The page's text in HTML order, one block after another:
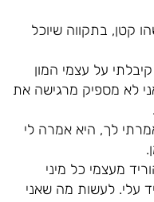
קטן, בתקווה שיוכל
על עצמי המון
לא מספיק מרגישה את
לך, היא אמרה לי
מעצמי כל מיני
עלי. לעשות מה שאני